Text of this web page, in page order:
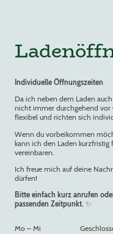
Individuelle Öffnungszeiten
Da ich neben dem Laden
nicht immer durchgehend vor
flexibel und richten sich
Wenn du vorbeikommen
kann ich den Laden
vereinbaren.
Ich freue mich auf deine
dürfen!
Bitte einfach kurz anrufen
passenden Zeitpunkt. ✨
Mo – Mi